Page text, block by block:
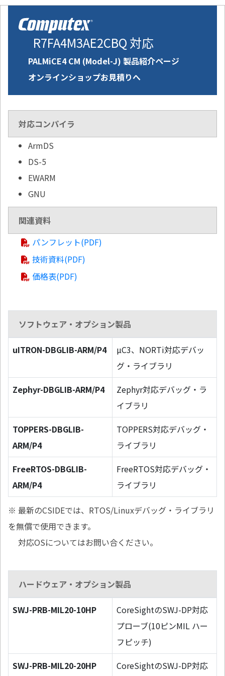
R7FA4M3AE2CBQ 対応
PALMiCE4 CM (Model-J) 製品紹介ページ
オンラインショップお見積りへ
対応コンパイラ
ArmDS
DS-5
EWARM
GNU
関連資料
パンフレット(PDF)
技術資料(PDF)
価格表(PDF)
ソフトウェア・オプション製品
uITRON-DBGLIB-ARM/P4
µC3、NORTi対応デバッ
グ・ライブラリ
Zephyr-DBGLIB-ARM/P4
Zephyr対応デバッグ・ラ
イブラリ
TOPPERS-DBGLIB-
ARM/P4
TOPPERS対応デバッグ・
ライブラリ
FreeRTOS-DBGLIB-
ARM/P4
FreeRTOS対応デバッグ・
ライブラリ
※ 最新のCSIDEでは、RTOS/Linuxデバッグ・ライブラリ
を無償で使用できます。
対応OSについてはお問い合ください。
ハードウェア・オプション製品
SWJ-PRB-MIL20-10HP
CoreSightのSWJ-DP対応
プローブ(10ピンMIL ハー
フピッチ)
SWJ-PRB-MIL20-20HP
CoreSightのSWJ-DP対応